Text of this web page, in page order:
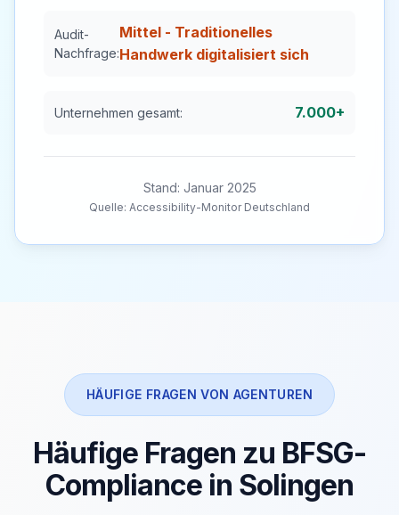
Audit-
Nachfrage:
Mittel - Traditionelles
Handwerk digitalisiert sich
Unternehmen gesamt: 7.000+
Stand: Januar 2025
Quelle: Accessibility-Monitor Deutschland
HÄUFIGE FRAGEN VON AGENTUREN
Häufige Fragen zu BFSG-
Compliance in Solingen